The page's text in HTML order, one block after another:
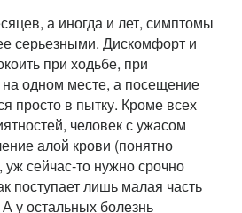
а иногда и лет, симптомы
серьезными. Дискомфорт и
при ходьбе, при
одном месте, а посещение
просто в пытку. Кроме всех
человек с ужасом
алой крови (понятно
уж сейчас-то нужно срочно
поступает лишь малая часть
у остальных болезнь